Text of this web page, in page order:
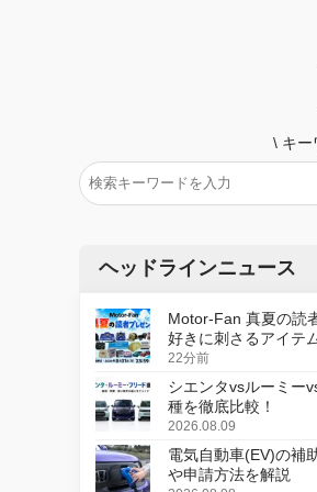
\ キー
ヘッドラインニュース
Motor-Fan 真夏の読
好きに刺さるアイテ
22分前
シエンタvsルーミー
種を徹底比較！
2026.08.09
電気自動車(EV)の補
や申請方法を解説